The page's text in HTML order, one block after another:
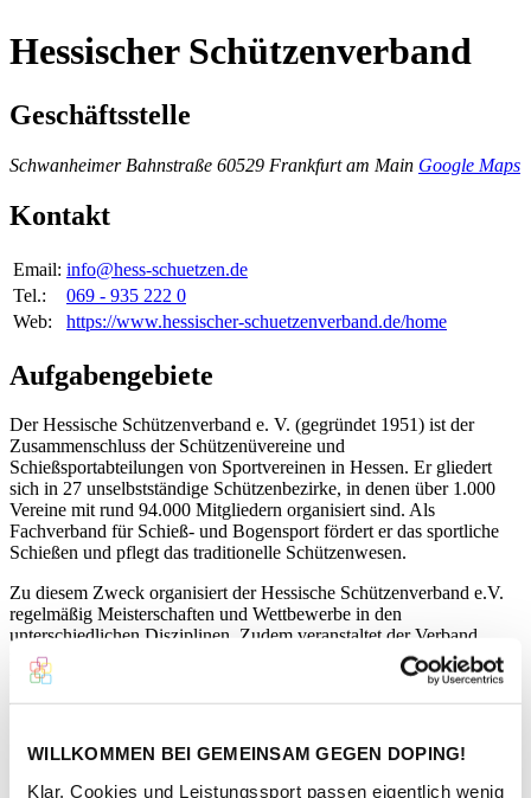
WILLKOMMEN BEI GEMEINSAM GEGEN DOPING!
Klar, Cookies und Leistungssport passen eigentlich wenig
Hessischer Schützenverband
Geschäftsstelle
Schwanheimer Bahnstraße 60529 Frankfurt am Main Google Maps
Kontakt
Email: info@hess-schuetzen.de
Tel.:
069 - 935 222 0
Web:
https://www.hessischer-schuetzenverband.de/home
Aufgabengebiete
Der Hessische Schützenverband e. V. (gegründet 1951) ist der
Zusammenschluss der Schützenüvereine und
Schießsportabteilungen von Sportvereinen in Hessen. Er gliedert
sich in 27 unselbstständige Schützenbezirke, in denen über 1.000
Vereine mit rund 94.000 Mitgliedern organisiert sind. Als
Fachverband für Schieß- und Bogensport fördert er das sportliche
Schießen und pflegt das traditionelle Schützenwesen.
Zu diesem Zweck organisiert der Hessische Schützenverband e.V.
regelmäßig Meisterschaften und Wettbewerbe in den
unterschiedlichen Disziplinen. Zudem veranstaltet der Verband
regelmäßig Schulungs- und Trainingslehrgänge für seine Mitglieder
und unterstützt diese bei der Nachwuchsgewinnung sowie der
Jugendarbeit.
Schützenverband e.V. mehrere Landeskader in den Disziplinen
Pistole, Gewehr, Flinte und Bogen. Für die Ausbildung der